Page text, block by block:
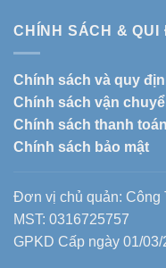
CHÍNH SÁCH & QUI
Chính sách và quy
Chính sách vận
Chính sách thanh toán
Chính sách bảo mật
Đơn vị chủ quản: Công
MST: 0316725757
GPKD Cấp ngày 01/03/